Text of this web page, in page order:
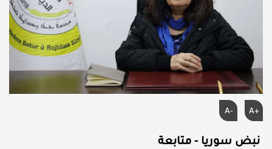
A+
A-
نبض سوريا - متابعة